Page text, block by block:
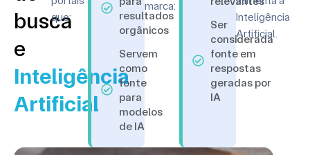
busca
e
Inteligência
Artificial
que:
resultados
orgânicos
Servem
como
fonte
para
modelos
de IA
marca:
Ser
considerada
fonte em
respostas
geradas por
IA
Inteligência
Artificial.